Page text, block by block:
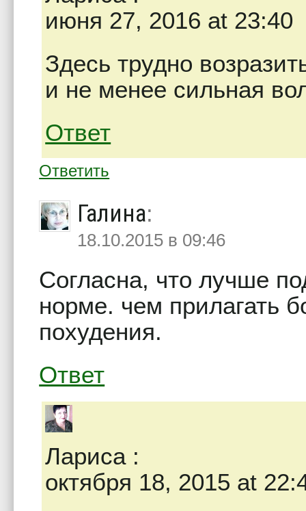
июня 27, 2016 at 23:40
Здесь трудно
и не менее сильная
Ответ
Ответить
Галина:
18.10.2015 в 09:46
Согласна, что лучше
норме. чем прилагать
похудения.
Ответ
Лариса:
октября 18, 2015 at